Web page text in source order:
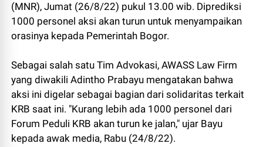
(MNR), Jumat (26/8/22) pukul 13.00 wib. Diprediksi
1000 personel aksi akan turun untuk menyampaikan
orasinya kepada Pemerintah Bogor.
Sebagai salah satu Tim Advokasi, AWASS Law Firm
yang diwakili Adintho Prabayu mengatakan bahwa
aksi ini digelar sebagai bagian dari solidaritas terkait
KRB saat ini. "Kurang lebih ada 1000 personel dari
Forum Peduli KRB akan turun ke jalan," ujar Bayu
kepada awak media, Rabu (24/8/22).